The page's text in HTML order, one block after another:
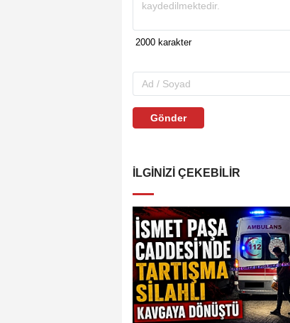
Gönder
İLGINIZI ÇEKEBILIR